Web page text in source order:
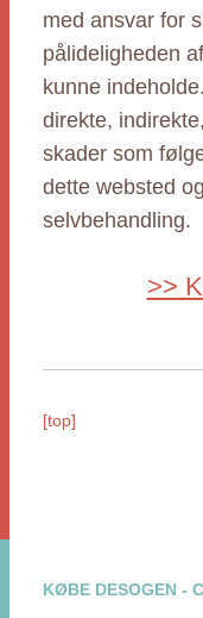
med ansvar for
pålideligheden
kunne
direkte,
skader som
dette websted
selvbehandling.
>>
[top]
KØBE DESOGEN -